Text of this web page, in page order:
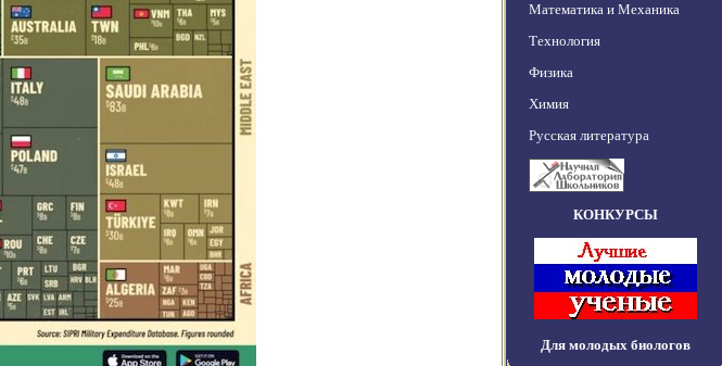
Математика и Механика
Технология
Физика
Химия
Русская литература
КОНКУРСЫ
Для молодых биологов